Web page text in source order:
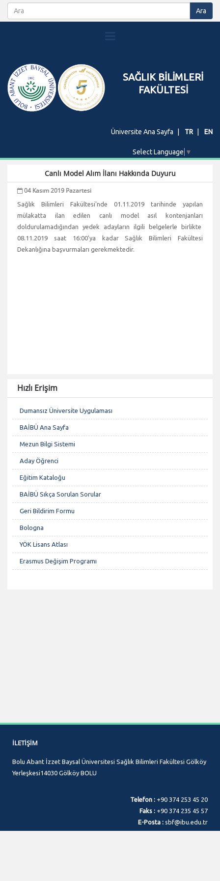
SAĞLIK BİLİMLERİ
FAKÜLTESİ
Üniversite Ana Sayfa TR EN
Select Language ▼
Canlı Model Alım İlanı Hakkında Duyuru
04 Kasım 2019 Pazartesi
Sağlık Bilimleri Fakültesi'nde 01.11.2019 tarihinde yapılan
mülakatta ilan edilen canlı model asıl kontenjanları
doldurulamadığından yedek adayların ilgili belgelerle birlikte
08.11.2019 saat 16:00'ya kadar Sağlık Bilimleri Fakültesi
Dekanlığına başvurmaları gerekmektedir.
Hızlı Erişim
Dumansız Üniversite Uygulaması
BAİBÜ Ana Sayfa
Mezun Bilgi Sistemi
Aday Öğrenci
Eğitim Kataloğu
BAİBÜ Sıkça Sorulan Sorular
Geri Bildirim Formu
Bologna
YÖK Lisans Atlası
Erasmus Değişim Programı
İLETIŞIM
Bolu Abant İzzet Baysal Üniversitesi Sağlık Bilimleri Fakültesi Gölköy
Yerleşkesi14030 Gölköy BOLU
Telefon : +90 374 253 45 20
Faks : +90 374 235 45 57
E-Posta : sbf@ibu.edu.tr